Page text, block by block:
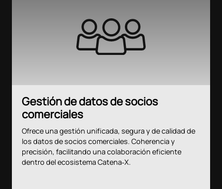
Gestión de datos de socios
comerciales
Ofrece una gestión unificada, segura y de calidad de
los datos de socios comerciales. Coherencia y
precisión, facilitando una colaboración eficiente
dentro del ecosistema Catena‑X.